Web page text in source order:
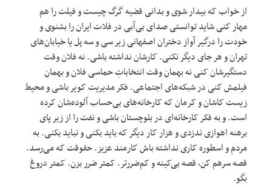
از خواب که بیدار شوی و بدانی قضیه گرگ چیست و فیلت را هم
مهار کنی شاید توانستی صدای بی‌آبی در فلات ایران را بشنوی و
خودت را درگیر آواز دختران اصفهانی زیر سی و سه پل یا خیابان‌های
تهران و هر جای دیگر نکنی. کارشان نداشته باشی. نه فلان وقت
دستگیرشان کنی نه بهمان وقت انتخاباتِ حماسی فلان و بهمان
فیلمش کنی در شبکه‌های اجتماعی. فکر مدیریت کویر باشی و محیط
زیست کاشان و کرمان که کارخانه‌های بی‌حساب آلوده‌شان کرده
است. و به فکر کارخانه‌ای در بلوچستان باشی و نفت را از زیر پای
برهنه اهوازی ندزدی و هزار کار دیگر که باید بکنی و نباید بکنی. به
مردم و اسطوره کاری نداشته باش کارمند عزیز. حقوقت که می‌رسد.
قصه سرهم کن، قصه بی‌کینه و کم‌ضررتر. کمتر ضرر بزن. کمتر دروغ
بگو.